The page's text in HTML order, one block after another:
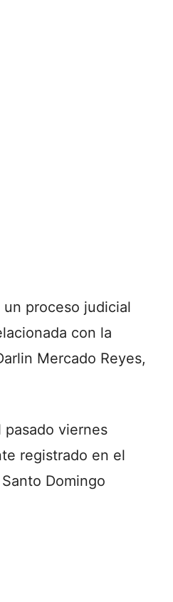
proceso judicial
con la
Mercado Reyes,
viernes
registrado en el
Domingo